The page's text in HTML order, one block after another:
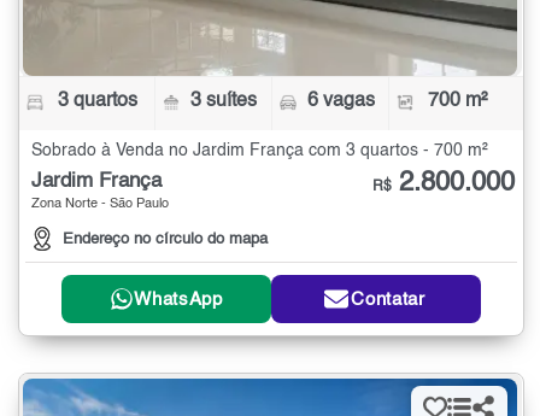
3 quartos 3 suítes 6 vagas 700 m²
Sobrado à Venda no Jardim França com 3 quartos - 700 m²
Jardim França
Zona Norte - São Paulo
Endereço no círculo do mapa
R$ 2.800.000
WhatsApp Contatar